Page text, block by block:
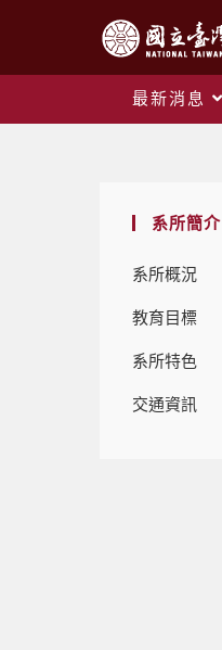
最新消息
系所簡介
系所概況
教育目標
系所特色
交通資訊